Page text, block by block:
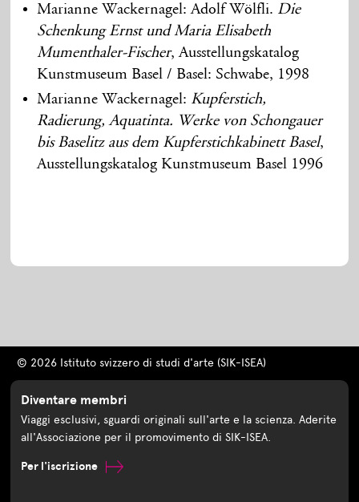
Marianne Wackernagel: Adolf Wölfli. Die
Schenkung Ernst und Maria Elisabeth
Mumenthaler-Fischer, Ausstellungskatalog
Kunstmuseum Basel / Basel: Schwabe, 1998
Marianne Wackernagel: Kupferstich,
Radierung, Aquatinta. Werke von Schongauer
bis Baselitz aus dem Kupferstichkabinett Basel,
Ausstellungskatalog Kunstmuseum Basel 1996
© 2026 Istituto svizzero di studi d'arte (SIK-ISEA)
Diventare membri
Viaggi esclusivi, sguardi originali sull'arte e la scienza. Aderite
all'Associazione per il promovimento di SIK-ISEA.
Per l'iscrizione